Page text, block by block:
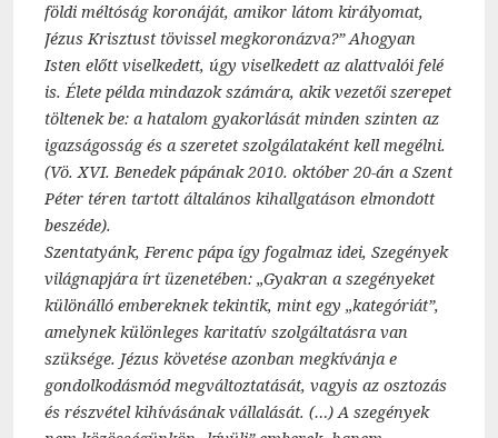
földi méltóság koronáját, amikor látom királyomat,
Jézus Krisztust tövissel megkoronázva?” Ahogyan
Isten előtt viselkedett, úgy viselkedett az alattvalói felé
is. Élete példa mindazok számára, akik vezetői szerepet
töltenek be: a hatalom gyakorlását minden szinten az
igazságosság és a szeretet szolgálataként kell megélni.
(Vö. XVI. Benedek pápának 2010. október 20-án a Szent
Péter téren tartott általános kihallgatáson elmondott
beszéde).
Szentatyánk, Ferenc pápa így fogalmaz idei, Szegények
világnapjára írt üzenetében: „Gyakran a szegényeket
különálló embereknek tekintik, mint egy „kategóriát”,
amelynek különleges karitatív szolgáltatásra van
szüksége. Jézus követése azonban megkívánja e
gondolkodásmód megváltoztatását, vagyis az osztozás
és részvétel kihívásának vállalását. (…) A szegények